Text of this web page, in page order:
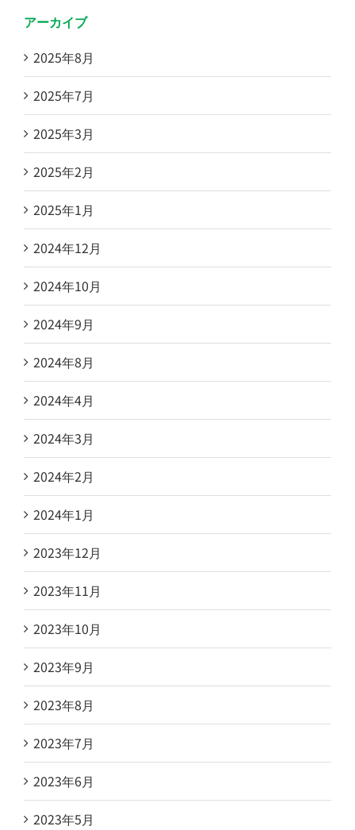
アーカイブ
2025年8月
2025年7月
2025年3月
2025年2月
2025年1月
2024年12月
2024年10月
2024年9月
2024年8月
2024年4月
2024年3月
2024年2月
2024年1月
2023年12月
2023年11月
2023年10月
2023年9月
2023年8月
2023年7月
2023年6月
2023年5月